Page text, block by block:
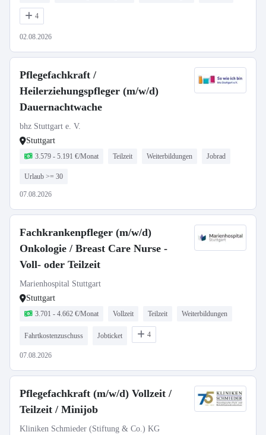
4
02.08.2026
Pflegefachkraft /
Heilerziehungspfleger (m/w/d)
Dauernachtwache
bhz Stuttgart e. V.
Stuttgart
3.579 - 5.191 €/Monat Teilzeit Weiterbildungen Jobrad
Urlaub >= 30
07.08.2026
Fachkrankenpfleger (m/w/d)
Onkologie / Breast Care Nurse -
Voll- oder Teilzeit
Marienhospital Stuttgart
Stuttgart
3.701 - 4.662 €/Monat Vollzeit Teilzeit Weiterbildungen
Fahrtkostenzuschuss Jobticket 4
07.08.2026
Pflegefachkraft (m/w/d) Vollzeit /
Teilzeit / Minijob
Kliniken Schmieder (Stiftung & Co.) KG